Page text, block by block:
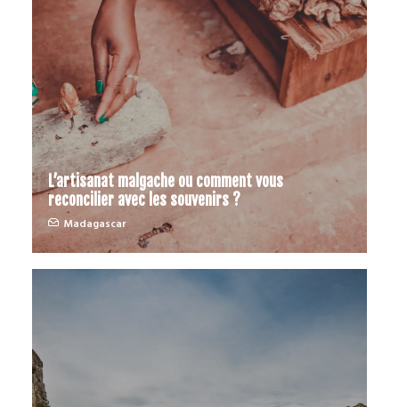
L’artisanat malgache ou comment vous
reconcilier avec les souvenirs ?
Madagascar